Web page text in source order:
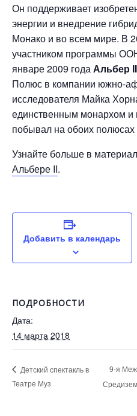
Он поддерживает
энергии и внедрение
Монако и во всем мире. В
участником программы
январе 2009 года Альбер II
Полюс в компании южно-
исследователя Майка
единственным монархом и
побывал на обоих
Узнайте больше в
Альбере II.
Добавить в календарь
ПОДРОБНОСТИ
Дата:
14 марта 2018
Детский спектакль в
Театре Муз
9-я